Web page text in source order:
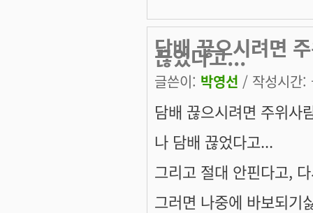
담배 끊으시려면
끊었다고...
글쓴이: 박영선 / 작성시간
담배 끊으시려면 주위사
나 담배 끊었다고...
그리고 절대 안핀다고,
그러면 나중에 바보되기